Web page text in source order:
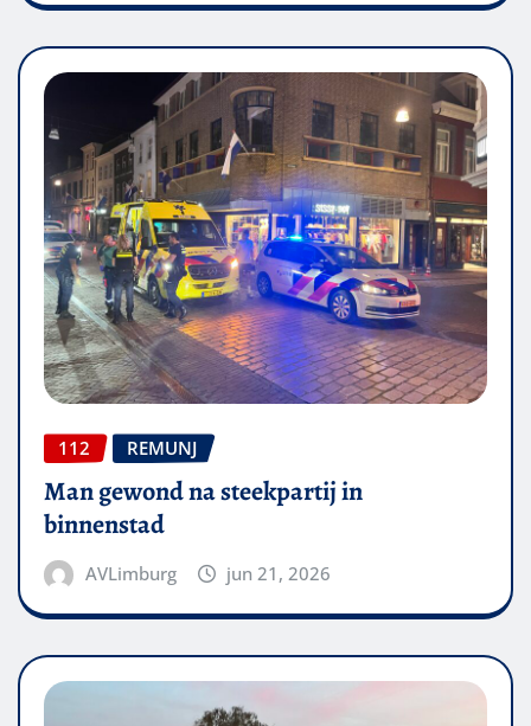
112 REMUNJ
Man gewond na steekpartij in
binnenstad
AVLimburg jun 21, 2026